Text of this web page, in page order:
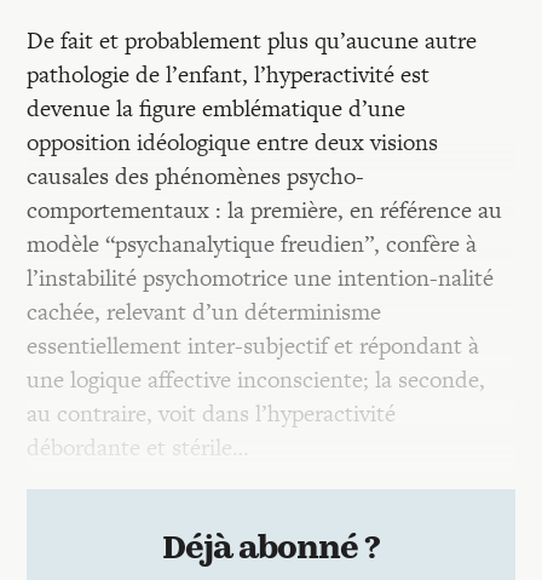
De fait et probablement plus qu’aucune autre
pathologie de l’enfant, l’hyperactivité est
devenue la figure emblématique d’une
opposition idéologique entre deux visions
causales des phénomènes psycho-
comportementaux : la première, en référence au
modèle “psychanalytique freudien”, confère à
l’instabilité psychomotrice une intention-nalité
cachée, relevant d’un déterminisme
essentiellement inter-subjectif et répondant à
une logique affective inconsciente; la seconde,
au contraire, voit dans l’hyperactivité
débordante et stérile…
Déjà abonné ?